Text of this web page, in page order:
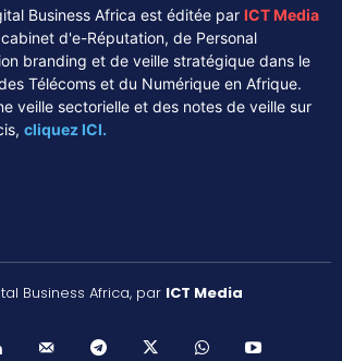
Business Africa est éditée par ICT Media
d'e-Réputation, de Personal
branding et de veille stratégique dans le
Télécoms et du Numérique en Afrique.
veille sectorielle et des notes de veille sur
cliquez ICI.
Business Africa, par ICT Media